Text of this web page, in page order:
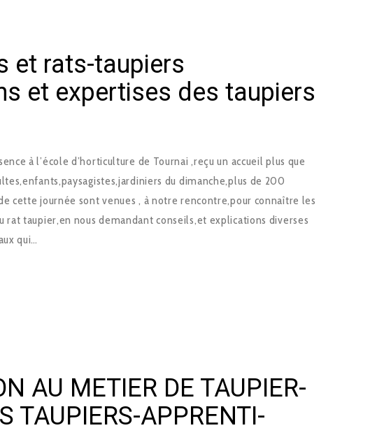
et rats-taupiers
et expertises des taupiers
à l’école d’horticulture de Tournai ,reçu un accueil plus que
du dimanche,plus de 200
cette journée sont venues , à notre rencontre,pour connaître les
rat taupier,en nous demandant conseils,et explications diverses
qui…
AU METIER DE TAUPIER-
TAUPIERS-APPRENTI-